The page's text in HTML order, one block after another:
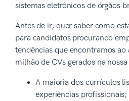
sistemas eletrônicos de órgãos
Antes de ir, quer saber como
para candidatos procurando
tendências que encontramos ao
milhão de CVs gerados na
A maioria dos currículos
experiências profissionais;